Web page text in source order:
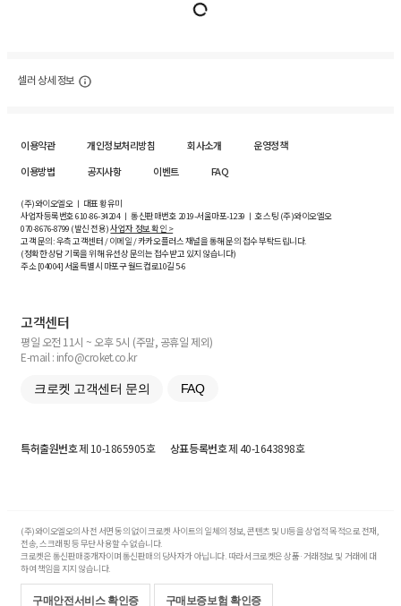
셀러 상세 정보
이용약관 개인정보처리방침 회사소개
운영정책
이용방법
공지사항 이벤트 FAQ
(주)와이오엘오 ㅣ 대표 황유미
사업자등록번호610-86-34204ㅣ 통신판매번호 2019-서울마포-1239 ㅣ 호스팅 (주)와이오엘오
070-8676-8799 (발신 전용)사업자 정보 확인 >
고객 문의: 우측 고객센터 / 이메일 / 카카오플러스 채널을 통해 문의 접수 부탁드립니다.
(정확한 상담 기록을 위해 유선상 문의는 접수받고 있지 않습니다)
주소 [04004] 서울특별시 마포구 월드컵로10길5-6
고객센터
평일 오전 11시 ~ 오후 5시 (주말, 공휴일 제외)
E-mail : info@croket.co.kr
크로켓 고객센터 문의 FAQ
특허출원번호제 10-1865905호 상표등록번호제 40-1643898호
(주)와이오엘오의 사전 서면 동의 없이 크로켓 사이트의 일체의 정보, 콘텐츠 및 UI등을 상업적 목적으로 전재,
전송, 스크래핑 등 무단 사용할 수 없습니다.
크로켓은 통신판매중개자이며 통신판매의 당사자가 아닙니다. 따라서 크로켓은 상품·거래정보 및 거래에 대
하여 책임을 지지 않습니다.
구매안전서비스 확인증 구매보증보험 확인증